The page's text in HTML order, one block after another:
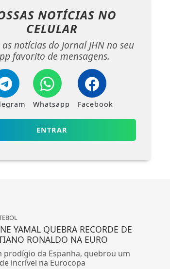
NOTÍCIAS NO
CELULAR
as notícias do Jornal JHN no seu
favorito de mensagens.
Whatsapp Facebook
ENTRAR
YAMAL QUEBRA RECORDE DE
RONALDO NA EURO
prodígio da Espanha, quebrou um
incrível na Eurocopa